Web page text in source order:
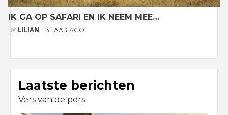
IK GA OP SAFARI EN IK NEEM MEE…
BY LILIAN 3 JAAR AGO
Laatste berichten
Vers van de pers